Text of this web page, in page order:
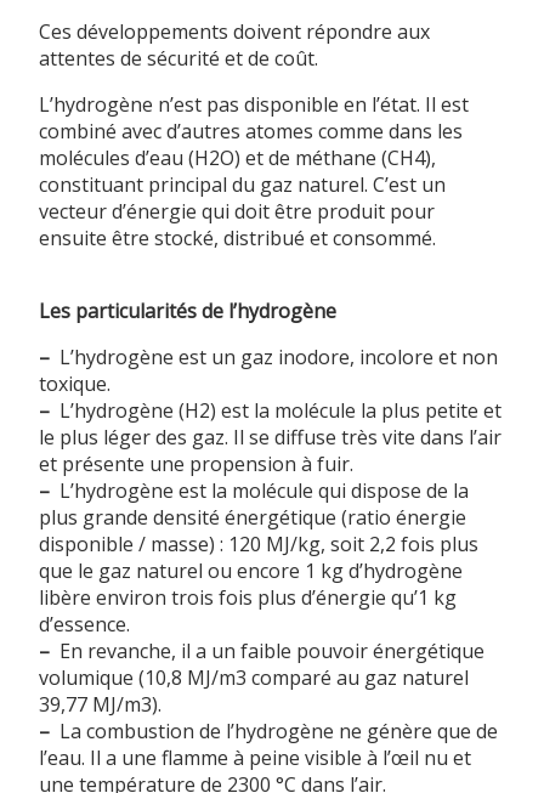
Ces développements doivent répondre aux
attentes de sécurité et de coût.
L’hydrogène n’est pas disponible en l’état. Il est
combiné avec d’autres atomes comme dans les
molécules d’eau (H2O) et de méthane (CH4),
constituant principal du gaz naturel. C’est un
vecteur d’énergie qui doit être produit pour
ensuite être stocké, distribué et consommé.
Les particularités de l’hydrogène
– L’hydrogène est un gaz inodore, incolore et non
toxique.
– L’hydrogène (H2) est la molécule la plus petite et
le plus léger des gaz. Il se diffuse très vite dans l’air
et présente une propension à fuir.
– L’hydrogène est la molécule qui dispose de la
plus grande densité énergétique (ratio énergie
disponible / masse) : 120 MJ/kg, soit 2,2 fois plus
que le gaz naturel ou encore 1 kg d’hydrogène
libère environ trois fois plus d’énergie qu’1 kg
d’essence.
– En revanche, il a un faible pouvoir énergétique
volumique (10,8 MJ/m3 comparé au gaz naturel
39,77 MJ/m3).
– La combustion de l’hydrogène ne génère que de
l’eau. Il a une flamme à peine visible à l’œil nu et
une température de 2300 °C dans l’air.